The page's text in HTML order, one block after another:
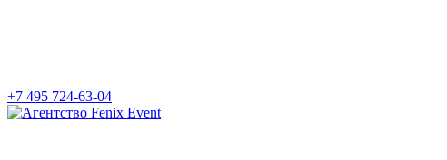
+7 495 724-63-04
Агентство